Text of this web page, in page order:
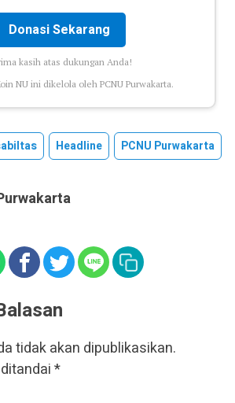
Donasi Sekarang
kasih atas dukungan Anda!
NU ini dikelola oleh PCNU Purwakarta.
Headline PCNU Purwakarta
tidak akan dipublikasikan.
*